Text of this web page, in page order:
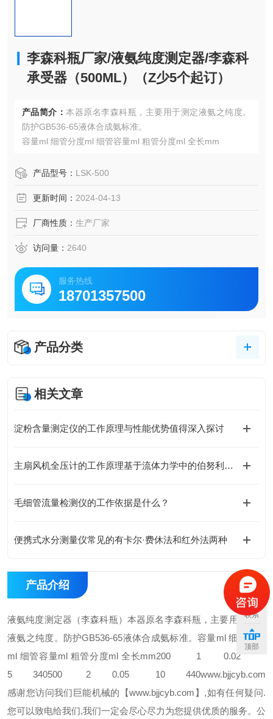
李森科瓶厂家/液氨纯度测定器/李森科
承受器（500ML）（Z少5个起订）
产品简介： 本器原名李森科瓶，主要用于测定液氨之纯度。
防护GB536-65液体合成氨标准。
容量ml 细管分度ml 细管容量ml 粗管分度ml 全长mm
产品型号： LSK-500
更新时间： 2024-04-13
厂商性质： 生产厂家
访问量： 2640
服务热线
18701357500
产品分类
相关文章
淀粉含量测定仪的工作原理与性能优势值得深入探讨
主扇风机全压计的工作原理基于流体力学中的伯努利方程
毛细管流量检测仪的工作依据是什么？
便携式水分测量仪常见的有卡尔·费休法和红外法两种
产品介绍
液氨纯度测定器（李森科瓶） 本器原名李森科瓶，主要用于测定
液氨之纯度。防护GB536-65液体合成氨标准。容量ml细管分度
ml 细管容量ml 粗管分度ml 全长mm200 1 0.02
5 340500 2 0.05 10 440www.bjjcyb.com
感谢您访问我们巨能机械的【www.bjjcyb.com】,如有任何疑问.
您可以致电给我们,我们一定会尽心尽力为您提供优质的服务。 公
联系
顶部